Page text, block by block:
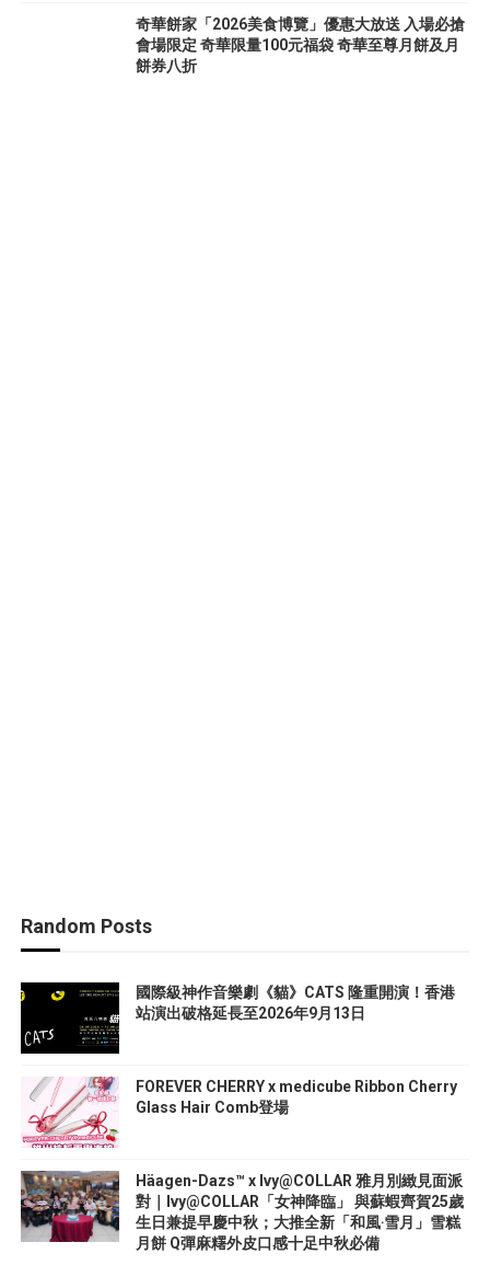
奇華餅家「2026美食博覽」優惠大放送 入場必搶
會場限定 奇華限量100元福袋 奇華至尊月餅及月
餅券八折
Random Posts
國際級神作音樂劇《貓》CATS 隆重開演！香港
站演出破格延長至2026年9月13日
FOREVER CHERRY x medicube Ribbon Cherry
Glass Hair Comb登場
Häagen-Dazs™ x Ivy@COLLAR 雅月別緻見面派
對｜Ivy@COLLAR「女神降臨」 與蘇蝦齊賀25歲
生日兼提早慶中秋；大推全新「和風‧雪月」雪糕
月餅 Q彈麻糬外皮口感十足中秋必備